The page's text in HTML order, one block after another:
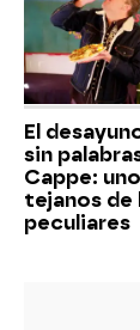
El
sin
Cappe:
tejanos de
peculiares